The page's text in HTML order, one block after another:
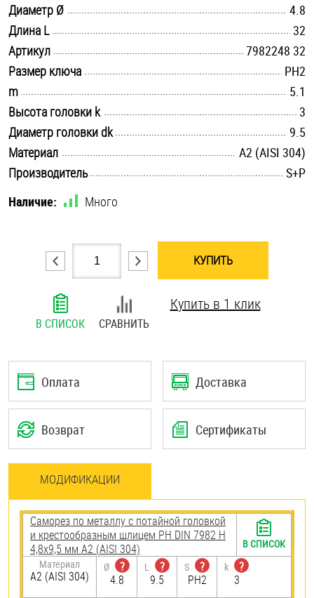
Такелаж
Хомуты
Шайбы
Шпильки
Шплинты
Штифты и пальцы
Диаметр Ø
4.8
Длина L
32
Артикул
7982248 32
Размер ключа
PH2
m
5.1
Высота головки k
3
Диаметр головки dk
9.5
Материал
А2 (AISI 304)
Производитель
S+P
Наличие:
Много
КУПИТЬ
В СПИСОК СРАВНИТЬ
Купить в 1 клик
Оплата Доставка
Возврат Сертификаты
МОДИФИКАЦИИ
Саморез по металлу с потайной головкой
и крестообразным шлицем PH DIN 7982 H
4,8х9,5 мм А2 (AISI 304)
Материал
А2 (AISI 304)
Ø
?
4.8
L
?
9.5
S
?
PH2
k
?
3
В СПИСОК